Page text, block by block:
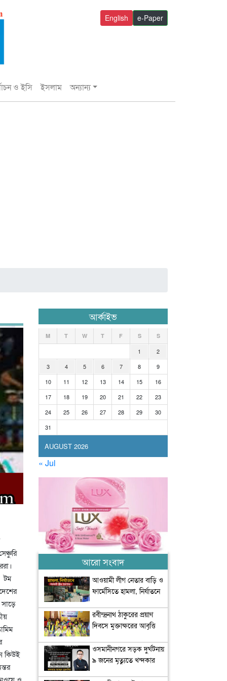
e-Paper
English
ও ইসি ইসলাম অন্যান্য
টম
কিউই
আর্কাইভ
AUGUST 2026
M T W T F S S
1
2
3
4 5 6 7 8
9
10
11 12 13 14 15
16
17
18 19 20 21 22
23
24
25 26 27 28 29
30
31
« Jul
আরো সংবাদ
আওয়ামী লীগ নেতার বাড়ি ও
ফার্মেসিতে হামলা, নির্যাতনে
রবীন্দ্রনাথ ঠাকুরের প্রয়াণ
দিবসে মুক্তাক্ষরের আবৃত্তি
ওসমানীনগরে সড়ক দুর্ঘটনায়
৯ জনের মৃত্যুতে খন্দকার